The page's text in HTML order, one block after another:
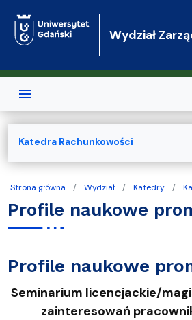
Wydział
Strona główna Wydział Katedry
Profile naukowe
Profile naukowe
Seminarium licencjackie/
zainteresowań
Katedra Rachunkowości